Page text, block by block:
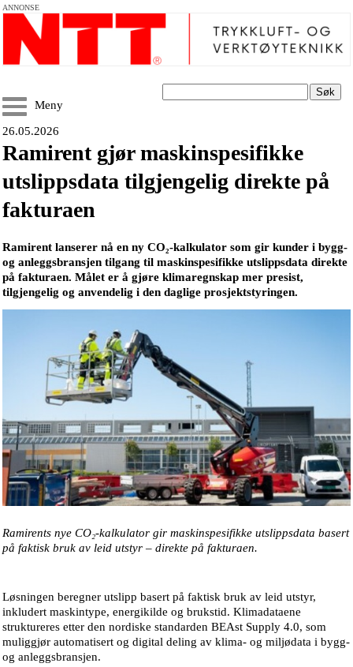
ANNONSE
Søk
Meny
26.05.2026
Ramirent gjør maskinspesifikke
utslippsdata tilgjengelig direkte på
fakturaen
Ramirent lanserer nå en ny CO₂-kalkulator som gir kunder i bygg-
og anleggsbransjen tilgang til maskinspesifikke utslippsdata direkte
på fakturaen. Målet er å gjøre klimaregnskap mer presist,
tilgjengelig og anvendelig i den daglige prosjektstyringen.
Ramirents nye CO₂-kalkulator gir maskinspesifikke utslippsdata basert
på faktisk bruk av leid utstyr – direkte på fakturaen.
Løsningen beregner utslipp basert på faktisk bruk av leid utstyr,
inkludert maskintype, energikilde og brukstid. Klimadataene
struktureres etter den nordiske standarden BEAst Supply 4.0, som
muliggjør automatisert og digital deling av klima- og miljødata i bygg-
og anleggsbransjen.